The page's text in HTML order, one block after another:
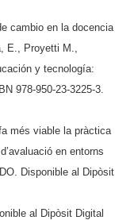
cambio en la docencia
E., Proyetti M.,
y tecnología:
978-950-23-3225-3.
més viable la pràctica
en entorns
Disponible al Dipòsit
al Dipòsit Digital